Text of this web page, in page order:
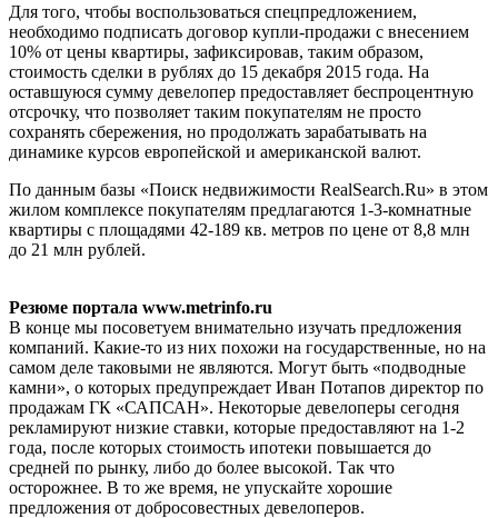
Для того, чтобы воспользоваться спецпредложением,
необходимо подписать договор купли-продажи с внесением
10% от цены квартиры, зафиксировав, таким образом,
стоимость сделки в рублях до 15 декабря 2015 года. На
оставшуюся сумму девелопер предоставляет беспроцентную
отсрочку, что позволяет таким покупателям не просто
сохранять сбережения, но продолжать зарабатывать на
динамике курсов европейской и американской валют.
По данным базы «Поиск недвижимости RealSearch.Ru» в этом
жилом комплексе покупателям предлагаются 1-3-комнатные
квартиры с площадями 42-189 кв. метров по цене от 8,8 млн
до 21 млн рублей.
Резюме портала www.metrinfo.ru
В конце мы посоветуем внимательно изучать предложения
компаний. Какие-то из них похожи на государственные, но на
самом деле таковыми не являются. Могут быть «подводные
камни», о которых предупреждает Иван Потапов директор по
продажам ГК «САПСАН». Некоторые девелоперы сегодня
рекламируют низкие ставки, которые предоставляют на 1-2
года, после которых стоимость ипотеки повышается до
средней по рынку, либо до более высокой. Так что
осторожнее. В то же время, не упускайте хорошие
предложения от добросовестных девелоперов.